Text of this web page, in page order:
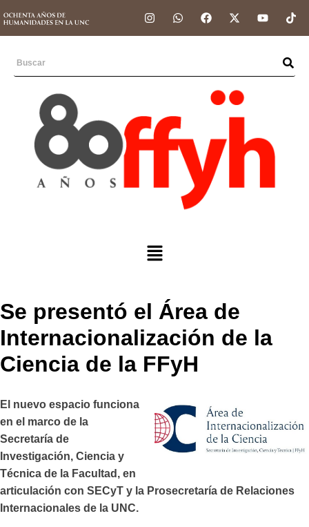
Se presentó el Área de
Internacionalización de la
Ciencia de la FFyH
El nuevo espacio funciona
en el marco de la
Secretaría de
Investigación, Ciencia y
Técnica de la Facultad, en
articulación con SECyT y la Prosecretaría de Relaciones
Internacionales de la UNC.